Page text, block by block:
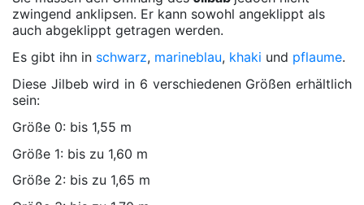
zwingend anklipsen. Er kann sowohl angeklippt als
auch abgeklippt getragen werden.
Es gibt ihn in schwarz, marineblau, khaki und pflaume.
Diese Jilbeb wird in 6 verschiedenen Größen erhältlich
sein:
Größe 0: bis 1,55 m
Größe 1: bis zu 1,60 m
Größe 2: bis zu 1,65 m